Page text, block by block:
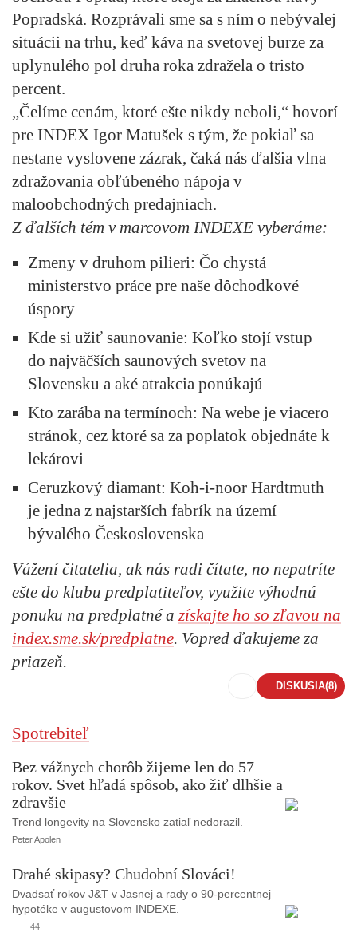
Popradská. Rozprávali sme sa s ním o nebývalej
situácii na trhu, keď káva na svetovej burze za
uplynulého pol druha roka zdražela o tristo
percent.
„Čelíme cenám, ktoré ešte nikdy neboli,“ hovorí
pre INDEX Igor Matušek s tým, že pokiaľ sa
nestane vyslovene zázrak, čaká nás ďalšia vlna
zdražovania obľúbeného nápoja v
maloobchodných predajniach.
Z ďalších tém v marcovom INDEXE vyberáme:
Zmeny v druhom pilieri: Čo chystá
ministerstvo práce pre naše dôchodkové
úspory
Kde si užiť saunovanie: Koľko stojí vstup
do najväčších saunových svetov na
Slovensku a aké atrakcia ponúkajú
Kto zarába na termínoch: Na webe je viacero
stránok, cez ktoré sa za poplatok objednáte k
lekárovi
Ceruzkový diamant: Koh-i-noor Hardtmuth
je jedna z najstarších fabrík na území
bývalého Československa
Vážení čitatelia, ak nás radi čítate, no nepatríte
ešte do klubu predplatiteľov, využite výhodnú
ponuku na predplatné a získajte ho so zľavou na
index.sme.sk/predplatne. Vopred ďakujeme za
priazeň.
DISKUSIA(8)
Spotrebiteľ
Bez vážnych chorôb žijeme len do 57
rokov. Svet hľadá spôsob, ako žiť dlhšie a
zdravšie
Trend longevity na Slovensko zatiaľ nedorazil.
Peter Apolen
Drahé skipasy? Chudobní Slováci!
Dvadsať rokov J&T v Jasnej a rady o 90-percentnej
hypotéke v augustovom INDEXE.
44